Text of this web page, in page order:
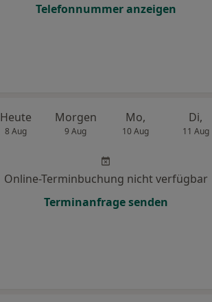
Telefonnummer anzeigen
Heute
8 Aug
Morgen
9 Aug
Mo,
10 Aug
Di,
11 Aug
Online-Terminbuchung nicht verfügbar
Terminanfrage senden